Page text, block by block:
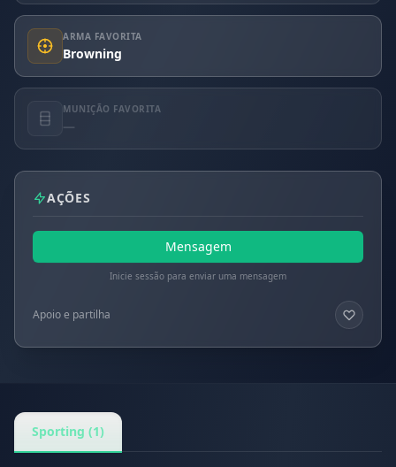
ARMA FAVORITA
Browning
MUNIÇÃO FAVORITA
—
AÇÕES
Mensagem
Inicie sessão para enviar uma mensagem
Apoio e partilha
Sporting (1)